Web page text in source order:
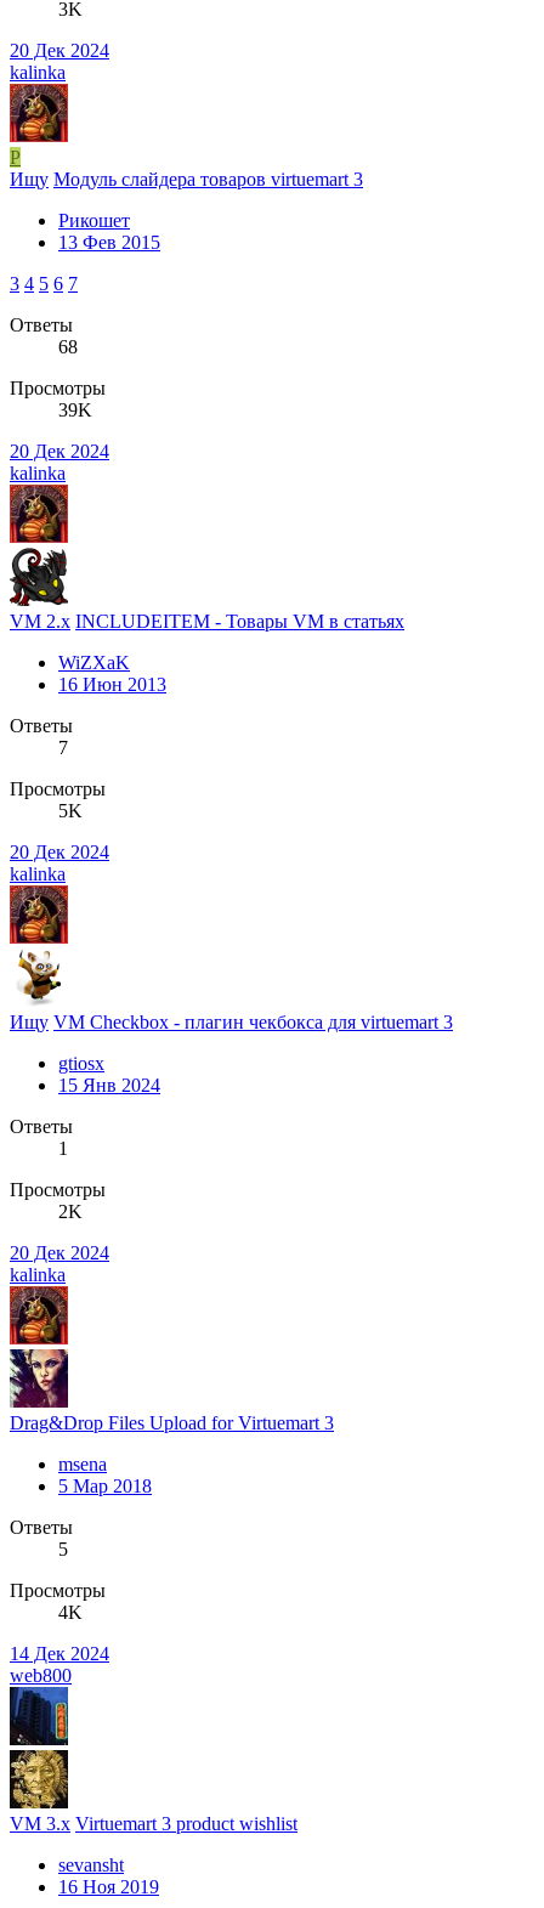
3K
20 Дек 2024
kalinka
Р
Ищу Модуль слайдера товаров virtuemart 3
Рикошет
13 Фев 2015
3 4 5 6 7
Ответы
68
Просмотры
39K
20 Дек 2024
kalinka
VM 2.x INCLUDEITEM - Товары VM в статьях
WiZXaK
16 Июн 2013
Ответы
7
Просмотры
5K
20 Дек 2024
kalinka
Ищу VM Checkbox - плагин чекбокса для virtuemart 3
gtiosx
15 Янв 2024
Ответы
1
Просмотры
2K
20 Дек 2024
kalinka
Drag&Drop Files Upload for Virtuemart 3
msena
5 Мар 2018
Ответы
5
Просмотры
4K
14 Дек 2024
web800
VM 3.x Virtuemart 3 product wishlist
sevansht
16 Ноя 2019